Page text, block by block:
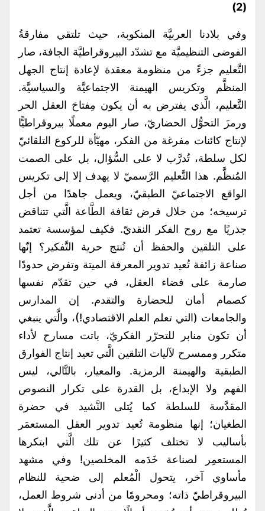
(2)
وفي بلادنا العربيَّة المنكوبة، حيث تلتقي مفارقةُ
الفوضى التنظيميَّة مع تشدّد البيروقراطيَّة الجافة، صار
التَّعليم جزءً من منظومة معقدة لإعادة إنتاج الجهل
المنظَّم وتكريس الهيمنة الاجتماعيَّة والسياسيَّة.
التَّعليم، الَّذي يفترض به أن يكون مِفتاحَ العقل الحر
ورمزَ التحوُّل الحضاريّ، صار اليوم معملًا بيروقراطيًّا
لإنتاج كائنات مفرغة من الفكر، مهيّأة للركوع التلقائيّ
لكل سلطة، تُدرَّب لا على السُّؤال، بل على الصمت
المُنظَّم. هذا التَّعليم الرَّسميّ لا يهدف إلا إلى تكريس
الواقع الاجتماعيّ الطبقيّ، ويعمل جاهدًا من أجل
ترسيخه؛ من خلال فرض ثقافة الطَّاعة الَّتي تتناقض
جذريًا مع روح الفكر النقديّ. فكيف لمؤسسة تعتمد
على التلقين والحفظ أن تُنتج حرية التَّفكير؟ إنّها
صناعة زائفة تُعيد تدوير المعرفة الميتة وتفرض حدودًا
صارمة على فضاء العقل، في حين تقدّم نفسها
كصمام أمان للحضارة والتقدم. إن المدارس
والجامعات (التي تعلم العلم الاقتصادي!)، والَّتي ينبغي
أن تكون منابر للتحرّر الفكريّ، باتت مسارح لأداء
متكرر وممسرح لآليات التلقين الَّتي تعيد إنتاج الفوارق
الطبقية والهيمنة الرمزية. والمعيار، بالتَّالي، ليس
الفهم ولا الإبداع، بل القدرة على تكرار النصوص
المقدَّسة للسلطة كما يُتلى النَّشيد في حضرة
الطغيان؛ إنها منظومة تُعيد تدوير العقل المستعمَر
بأساليب لا تختلف كثيرًا عن تلك الَّتي ابتكرها
المستعمِر لصناعة خَدَمه المخلصين! وفي مشهد
مأساوي آخر، يتحول الْمُعلم إلى ضحية للنظام
البيروقراطيّ ذاته؛ ومحرومًا من أدنى شروط العمل،